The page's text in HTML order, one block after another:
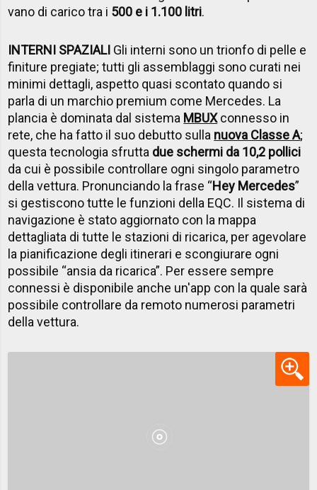
vano di carico tra i 500 e i 1.100 litri.
INTERNI SPAZIALI Gli interni sono un trionfo di pelle e
finiture pregiate; tutti gli assemblaggi sono curati nei
minimi dettagli, aspetto quasi scontato quando si
parla di un marchio premium come Mercedes. La
plancia è dominata dal sistema MBUXconnesso in
rete, che ha fatto il suo debutto sulla nuova Classe A;
questa tecnologia sfrutta due schermi da 10,2 pollici
da cui è possibile controllare ogni singolo parametro
della vettura. Pronunciando la frase “Hey Mercedes”
si gestiscono tutte le funzioni della EQC. Il sistema di
navigazione è stato aggiornato con la mappa
dettagliata di tutte le stazioni di ricarica, per agevolare
la pianificazione degli itinerari e scongiurare ogni
possibile “ansia da ricarica”. Per essere sempre
connessi è disponibile anche un'app con la quale sarà
possibile controllare da remoto numerosi parametri
della vettura.